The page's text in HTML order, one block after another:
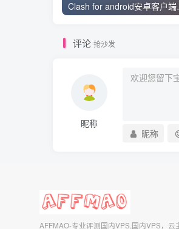
Clash
评论 抢沙发
昵称
昵称
AFFMAO-专业评测国内VPS,国内VPS，云